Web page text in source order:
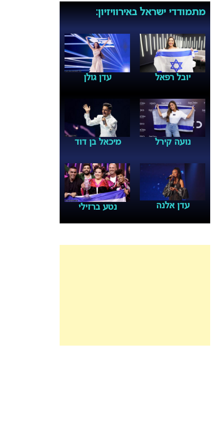
מתמודדי ישראל באירוויזיון:
יובל רפאל עדן גולן
נועה קירל מיכאל בן דוד
עדן אלנה נטע ברזילי